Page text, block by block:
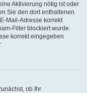
Aktivierung nötig ist oder
Sie den dort enthaltenen
Mail-Adresse korrekt
Filter blockiert wurde.
korrekt eingegeben
ob Ihr